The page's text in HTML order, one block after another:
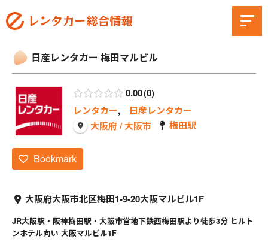
日産レンタカー 梅田マルビル
0.00 0
レンタカー, 日産レンタカー
大阪府 / 大阪市
梅田駅
Bookmark
大阪府大阪市北区梅田1-9-20大阪マルビル1F
JR大阪駅・阪神梅田駅・大阪市営地下鉄西梅田駅より徒歩3分 ヒルト
ンホテル向い 大阪マルビル1F